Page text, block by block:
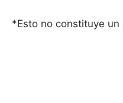
*Esto no constituye